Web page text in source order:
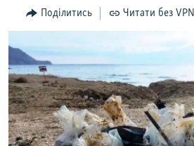
Перейти
до
пошуку
ПОГЛЯД
ВСЕ ЗА ДЕНЬ
СПЕЦПРОЕКТИ
ДЕПОРТАЦІЯ
ВІДЕОУРОКИ «ELIFBE»
ЯК ОБІЙТИ БЛОКУВАННЯ
Поділитись Читати без VPN